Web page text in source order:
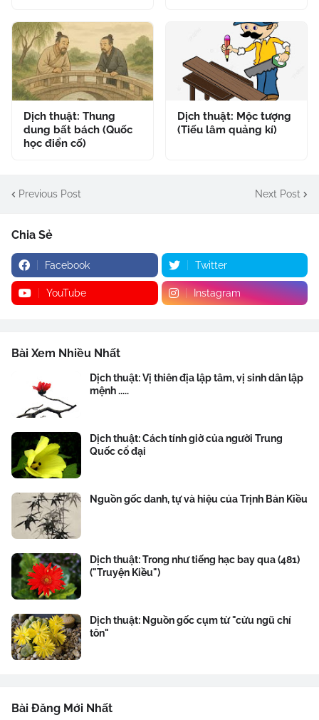
Dịch thuật: Thung
dung bất bách (Quốc
học điển cố)
Dịch thuật: Mộc tượng
(Tiếu lâm quảng kí)
Previous Post Next Post
Chia Sẻ
Facebook Twitter
YouTube Instagram
Bài Xem Nhiều Nhất
Dịch thuật: Vị thiên địa lập tâm, vị sinh dân lập
mệnh .....
Dịch thuật: Cách tính giờ của người Trung
Quốc cổ đại
Nguồn gốc danh, tự và hiệu của Trịnh Bản Kiều
Dịch thuật: Trong như tiếng hạc bay qua (481)
("Truyện Kiều")
Dịch thuật: Nguồn gốc cụm từ "cửu ngũ chí
tôn"
Bài Đăng Mới Nhất